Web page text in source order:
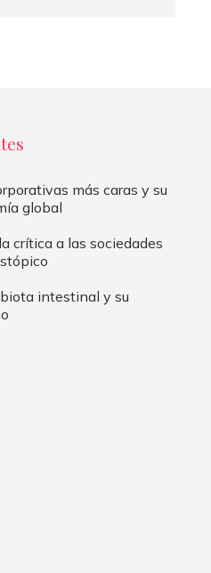
más caras y su
global
crítica a las sociedades
intestinal y su